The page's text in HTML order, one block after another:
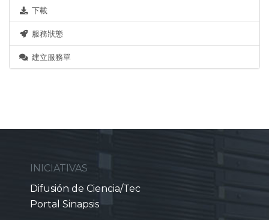
下載
服務狀態
建立服務單
INICIATIVAS
Difusión de Ciencia/Tec
Portal Sinapsis